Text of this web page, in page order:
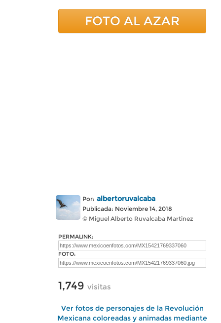
FOTO AL AZAR
Por: albertoruvalcaba
Publicada: Noviembre 14, 2018
© Miguel Alberto Ruvalcaba Martinez
PERMALINK:
FOTO:
1,749 visitas
Ver fotos de personajes de la Revolución
Mexicana coloreadas y animadas mediante